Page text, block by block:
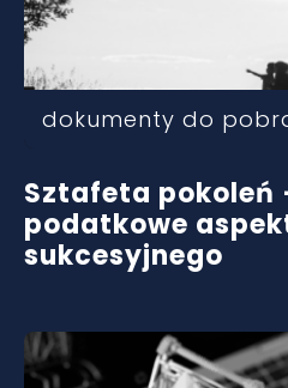
dokumenty do
Sztafeta pokoleń
podatkowe
sukcesyjnego